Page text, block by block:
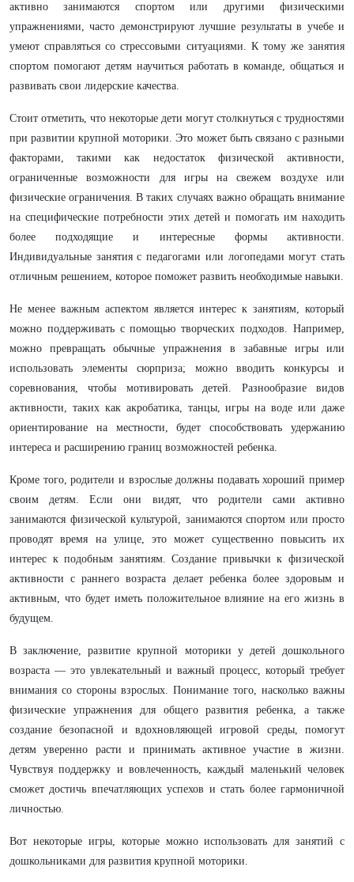
активно занимаются спортом или другими физическими
упражнениями, часто демонстрируют лучшие результаты в учебе и
умеют справляться со стрессовыми ситуациями. К тому же занятия
спортом помогают детям научиться работать в команде, общаться и
развивать свои лидерские качества.
Стоит отметить, что некоторые дети могут столкнуться с трудностями
при развитии крупной моторики. Это может быть связано с разными
факторами, такими как недостаток физической активности,
ограниченные возможности для игры на свежем воздухе или
физические ограничения. В таких случаях важно обращать внимание
на специфические потребности этих детей и помогать им находить
более подходящие и интересные формы активности.
Индивидуальные занятия с педагогами или логопедами могут стать
отличным решением, которое поможет развить необходимые навыки.
Не менее важным аспектом является интерес к занятиям, который
можно поддерживать с помощью творческих подходов. Например,
можно превращать обычные упражнения в забавные игры или
использовать элементы сюрприза; можно вводить конкурсы и
соревнования, чтобы мотивировать детей. Разнообразие видов
активности, таких как акробатика, танцы, игры на воде или даже
ориентирование на местности, будет способствовать удержанию
интереса и расширению границ возможностей ребенка.
Кроме того, родители и взрослые должны подавать хороший пример
своим детям. Если они видят, что родители сами активно
занимаются физической культурой, занимаются спортом или просто
проводят время на улице, это может существенно повысить их
интерес к подобным занятиям. Создание привычки к физической
активности с раннего возраста делает ребенка более здоровым и
активным, что будет иметь положительное влияние на его жизнь в
будущем.
В заключение, развитие крупной моторики у детей дошкольного
возраста — это увлекательный и важный процесс, который требует
внимания со стороны взрослых. Понимание того, насколько важны
физические упражнения для общего развития ребенка, а также
создание безопасной и вдохновляющей игровой среды, помогут
детям уверенно расти и принимать активное участие в жизни.
Чувствуя поддержку и вовлеченность, каждый маленький человек
сможет достичь впечатляющих успехов и стать более гармоничной
личностью.
Вот некоторые игры, которые можно использовать для занятий с
дошкольниками для развития крупной моторики.